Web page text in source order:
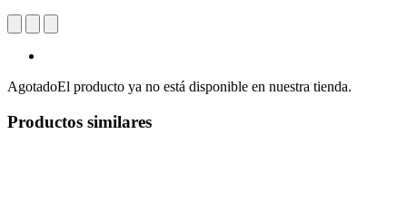
AgotadoEl producto ya no está disponible en nuestra tienda.
Productos similares